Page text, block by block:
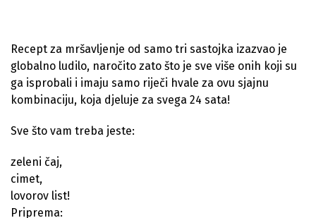
Recept za mršavljenje od samo tri sastojka izazvao je
globalno ludilo, naročito zato što je sve više onih koji su
ga isprobali i imaju samo riječi hvale za ovu sjajnu
kombinaciju, koja djeluje za svega 24 sata!
Sve što vam treba jeste:
zeleni čaj,
cimet,
lovorov list!
Priprema: